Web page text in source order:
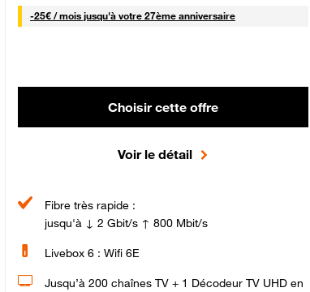
-25€ / mois25 € par mois
jusqu'à votre 27ème anniversaire
Choisir cette offre
Voir le détail
Fibre très rapide :
jusqu'à ↓ 2 Gbit/s ↑ 800 Mbit/s
Livebox 6 : Wifi 6E
Jusqu’à 200 chaînes TV + 1 Décodeur TV UHD en